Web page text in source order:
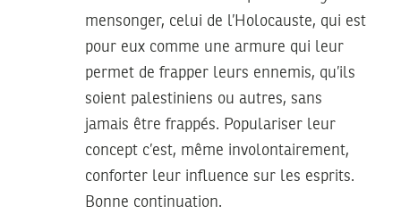
mensonger, celui de l’Holocauste, qui est
pour eux comme une armure qui leur
permet de frapper leurs ennemis, qu’ils
soient palestiniens ou autres, sans
jamais être frappés. Populariser leur
concept c’est, même involontairement,
conforter leur influence sur les esprits.
Bonne continuation.